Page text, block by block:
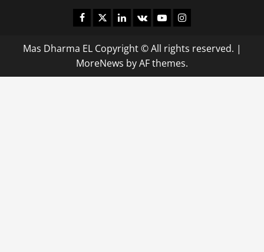
Facebook
TwitterLinkedin
VK YoutubeInstagram
Mas Dharma EL Copyright © All rights reserved. |
MoreNews by AF themes.